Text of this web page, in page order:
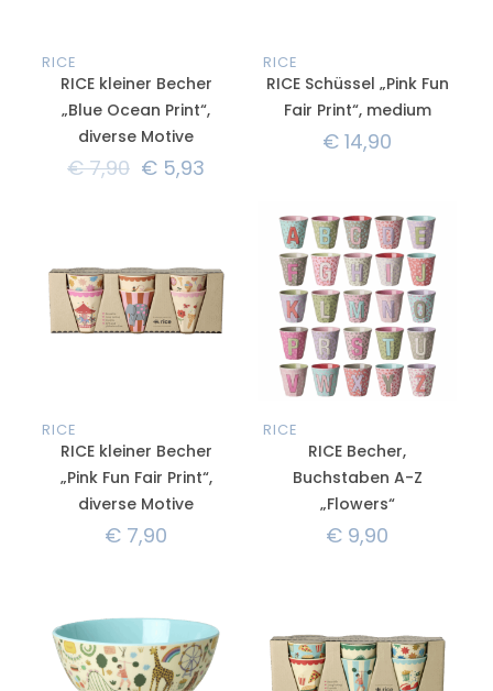
RICE
RICE kleiner Becher
„Blue Ocean Print“,
diverse Motive
€7,90 € 5,93
RICE
RICE Schüssel „Pink Fun
Fair Print“, medium
€ 14,90
RICE
RICE kleiner Becher
„Pink Fun Fair Print“,
diverse Motive
€ 7,90
RICE
RICE Becher,
Buchstaben A-Z
„Flowers“
€ 9,90